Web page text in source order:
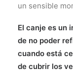
un sensible
El canje es un
de no poder
cuando está
de cubrir los